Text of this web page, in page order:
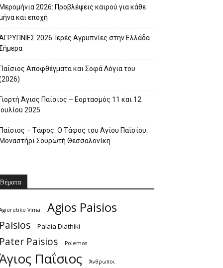
Μερομήνια 2026: Προβλέψεις καιρού για κάθε
και εποχή
2026: Ιερές Αγρυπνίες στην Ελλάδα
Παΐσιος Αποφθέγματα και Σοφά Λόγια του
Γιορτή Άγιος Παΐσιος – Εορτασμός 11 και 12
Ιουλίου 2025
Παίσιος – Τάφος: Ο Τάφος του Αγίου Παϊσίου.
Μοναστήρι Σουρωτή Θεσσαλονίκη
Vima Agios Paisios
Paisios Palaia Diathiki
Pater Paisios Polemos
Παΐσιος Άνθρωποι